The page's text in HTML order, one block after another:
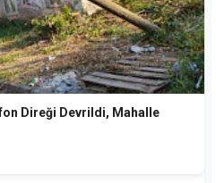
Direği Devrildi, Mahalle